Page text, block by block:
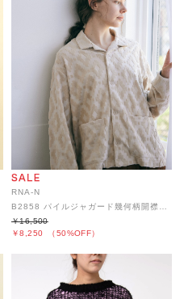
RNA-N
￥8,250 （50%OFF）
￥16,500